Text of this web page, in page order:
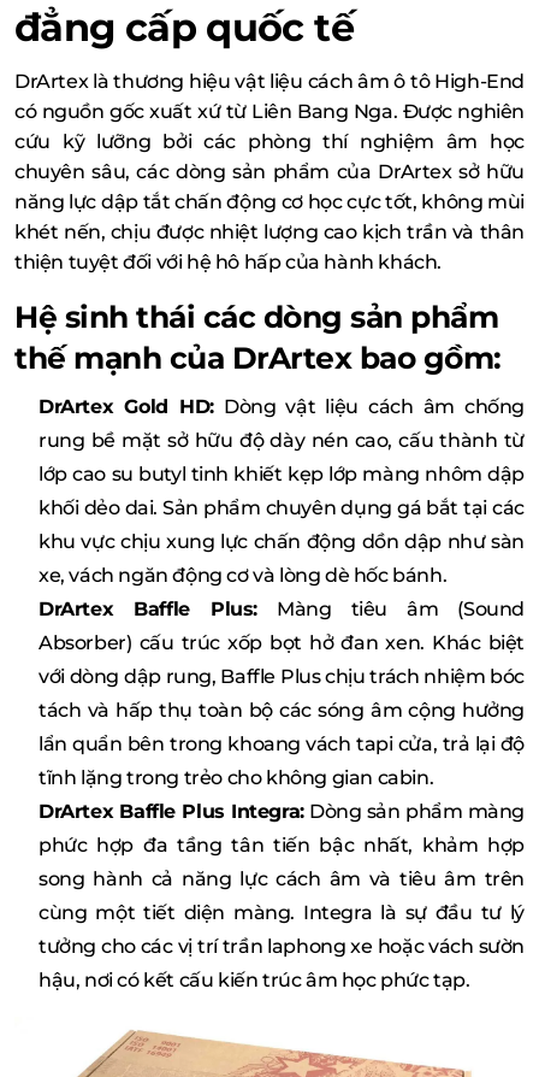
đẳng cấp quốc tế
DrArtex là thương hiệu vật liệu cách âm ô tô High-End
có nguồn gốc xuất xứ từ Liên Bang Nga. Được nghiên
cứu kỹ lưỡng bởi các phòng thí nghiệm âm học
chuyên sâu, các dòng sản phẩm của DrArtex sở hữu
năng lực dập tắt chấn động cơ học cực tốt, không mùi
khét nến, chịu được nhiệt lượng cao kịch trần và thân
thiện tuyệt đối với hệ hô hấp của hành khách.
Hệ sinh thái các dòng sản phẩm
thế mạnh của DrArtex bao gồm:
DrArtex Gold HD:Dòng vật liệu cách âm chống
rung bề mặt sở hữu độ dày nén cao, cấu thành từ
lớp cao su butyl tinh khiết kẹp lớp màng nhôm dập
khối dẻo dai. Sản phẩm chuyên dụng gá bắt tại các
khu vực chịu xung lực chấn động dồn dập như sàn
xe, vách ngăn động cơ và lòng dè hốc bánh.
DrArtex Baffle Plus: Màng tiêu âm (Sound
Absorber) cấu trúc xốp bọt hở đan xen. Khác biệt
với dòng dập rung, Baffle Plus chịu trách nhiệm bóc
tách và hấp thụ toàn bộ các sóng âm cộng hưởng
lẩn quẩn bên trong khoang vách tapi cửa, trả lại độ
tĩnh lặng trong trẻo cho không gian cabin.
DrArtex Baffle Plus Integra:Dòng sản phẩm màng
phức hợp đa tầng tân tiến bậc nhất, khảm hợp
song hành cả năng lực cách âm và tiêu âm trên
cùng một tiết diện màng. Integra là sự đầu tư lý
tưởng cho các vị trí trần laphong xe hoặc vách sườn
hậu, nơi có kết cấu kiến trúc âm học phức tạp.